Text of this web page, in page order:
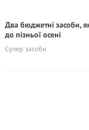
Два бюджетні засоби,
до пізньої осені
Супер засоби